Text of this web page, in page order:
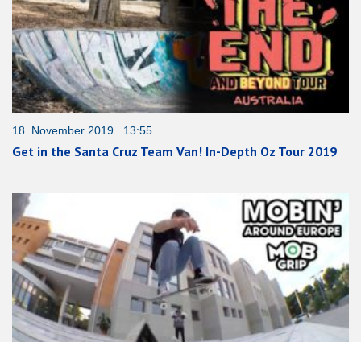
18. November 2019 13:55
Get in the Santa Cruz Team Van! In-Depth Oz Tour 2019